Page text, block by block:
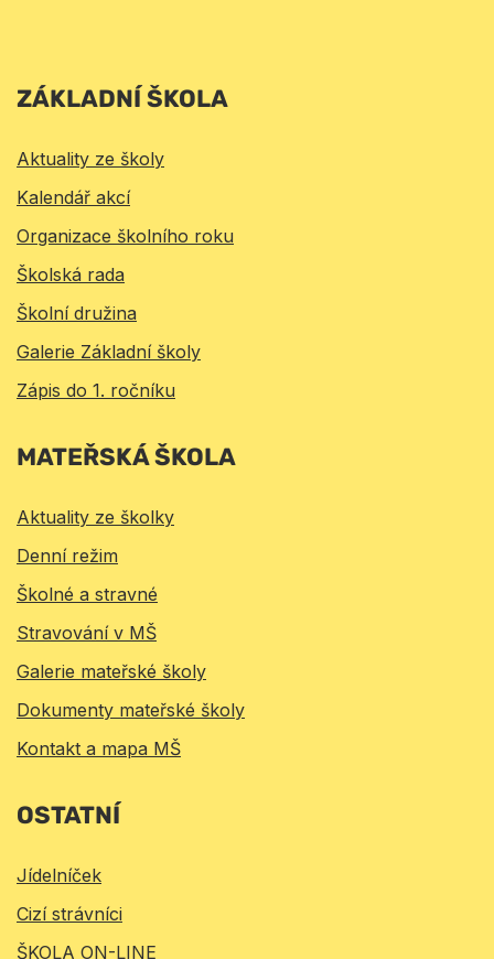
ZÁKLADNÍ ŠKOLA
Aktuality ze školy
Kalendář akcí
Organizace školního roku
Školská rada
Školní družina
Galerie Základní školy
Zápis do 1. ročníku
MATEŘSKÁ ŠKOLA
Aktuality ze školky
Denní režim
Školné a stravné
Stravování v MŠ
Galerie mateřské školy
Dokumenty mateřské školy
Kontakt a mapa MŠ
OSTATNÍ
Jídelníček
Cizí strávníci
ŠKOLA ON-LINE